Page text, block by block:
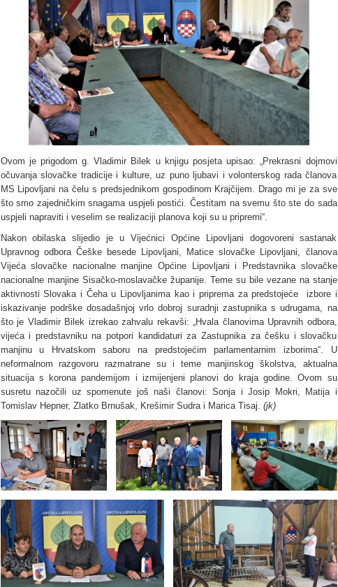
Ovom je prigodom g. Vladimir Bilek u knjigu posjeta upisao: „Prekrasni dojmovi
očuvanja slovačke tradicije i kulture, uz puno ljubavi i volonterskog rada članova
MS Lipovljani na čelu s predsjednikom gospodinom Krajčijem. Drago mi je za sve
što smo zajedničkim snagama uspjeli postići. Čestitam na svemu što ste do sada
uspjeli napraviti i veselim se realizaciji planova koji su u pripremi“.
Nakon obilaska slijedio je u Vijećnici Općine Lipovljani dogovoreni sastanak
Upravnog odbora Češke besede Lipovljani, Matice slovačke Lipovljani, članova
Vijeća slovačke nacionalne manjine Općine Lipovljani i Predstavnika slovačke
nacionalne manjine Sisačko-moslavačke županije. Teme su bile vezane na stanje
aktivnosti Slovaka i Čeha u Lipovljanima kao i priprema za predstojeće izbore i
iskazivanje podrške dosadašnjoj vrlo dobroj suradnji zastupnika s udrugama, na
što je Vladimir Bilek izrekao zahvalu rekavši: „Hvala članovima Upravnih odbora,
vijeća i predstavniku na potpori kandidaturi za Zastupnika za češku i slovačku
manjinu u Hrvatskom saboru na predstojećim parlamentarnim izborima“. U
neformalnom razgovoru razmatrane su i teme manjinskog školstva, aktualna
situacija s korona pandemijom i izmijenjeni planovi do kraja godine. Ovom su
susretu nazočili uz spomenute još naši članovi: Sonja i Josip Mokri, Matija i
Tomislav Hepner, Zlatko Brnušak, Krešimir Sudra i Marica Tisaj. (jk)